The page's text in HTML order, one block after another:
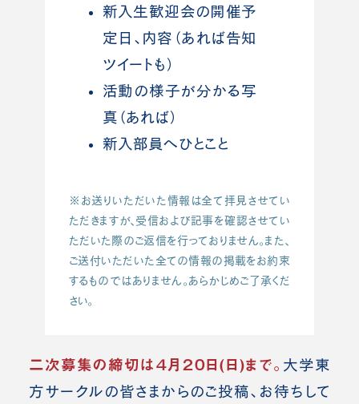
新入生歓迎会の開催予
定日、内容（あれば告知
ツイートも）
活動の様子が分かる写
真（あれば）
新入部員へひとこと
※お送りいただいた情報は全て拝見させてい
ただきますが、受信および記事を確認させてい
ただいた際のご返信を行っておりません。また、
ご送付いただいた全ての情報の掲載をお約束
するものではありません。あらかじめご了承くだ
さい。
二次募集の締切は４月２０日(日)まで。 大学東
方サークルの皆さまからのご投稿、お待ちして